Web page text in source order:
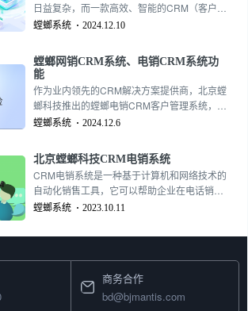
日益复杂，而一款高效、智能的CRM（客户关
系管理）系统无疑是企业实现数字化转型的重
CRM凭借其独特的功能和显著的优势，已成为
众多企业的首选解决方案。本文将从功能特色
与系统优势两大方面，深入解析螳螂CRM为何
能够助力企业优化客户管理、提升竞争力。
螳螂系统 2024.12.10
螳螂网销CRM系统、电销CRM系统功
能
作为业内领先的CRM解决方案提供商，北京螳
螂科技推出的螳螂电销CRM客户管理系统，为
企业提供了一套完善的客户管理和销售流程优
核心功能及其在提升电销团队效率和业绩方面
的优势。
螳螂系统 2024.12.6
北京螳螂科技CRM电销系统
CRM电销系统是一种基于计算机和网络技术的
自动化销售工具，它可以帮助企业在电话销售
过程中提高效率、降低成本、提升客户满意度
螳螂系统 2023.10.11
商务合作
bd@bjmantis.com